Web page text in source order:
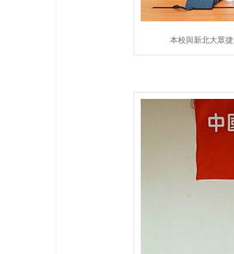
本校與新北大眾